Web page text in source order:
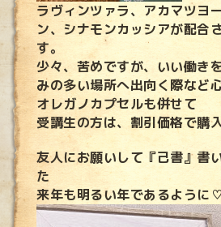
ラヴィンツァラ、アカマツヨ
ン、シナモンカッシアが配合
す。
少々、苦めですが、いい働き
みの多い場所へ出向く際など
オレガノカプセルも併せて
受講生の方は、割引価格で購
友人にお願いして『己書』書
た
来年も明るい年であるように♡